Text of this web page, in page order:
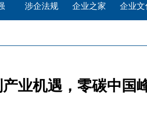
涉企法规 企业之家 企业文
业机遇，零碳中国